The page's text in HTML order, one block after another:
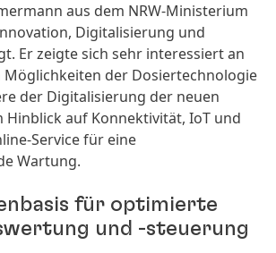
aus dem NRW-Ministerium
Digitalisierung und
Er zeigte sich sehr interessiert an
Möglichkeiten der Dosiertechnologie
der Digitalisierung der neuen
Hinblick auf Konnektivität, IoT und
Service für eine
Wartung.
für optimierte
und -steuerung